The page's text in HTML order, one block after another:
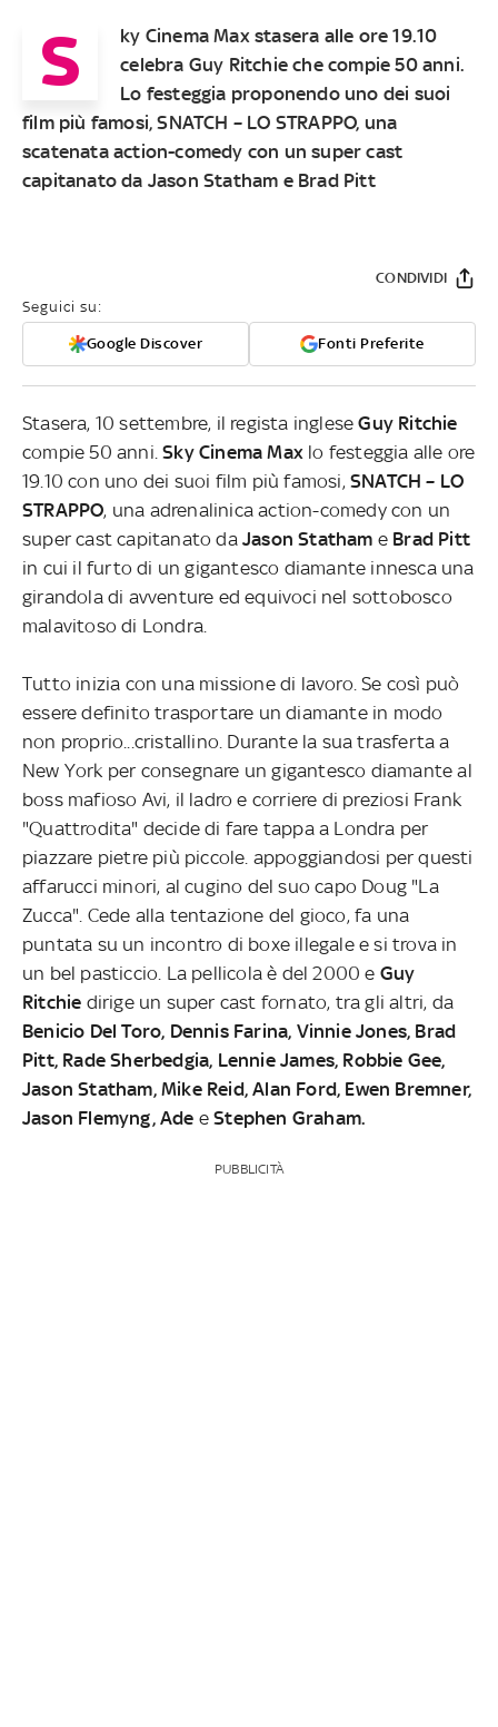
S ky Cinema Max stasera alle ore 19.10
celebra Guy Ritchieche compie 50 anni.
Lo festeggia proponendo uno dei suoi
film più famosi,SNATCH – LO STRAPPO, una
scatenata action-comedy con un super cast
capitanato da Jason Statham e Brad Pitt
Seguici su:
Google Discover Fonti Preferite
CONDIVIDI
Stasera, 10 settembre, il regista ingleseGuy Ritchie
compie 50 anni.Sky Cinema Max lo festeggia alle ore
19.10 con uno dei suoi film più famosi, SNATCH – LO
STRAPPO, una adrenalinica action-comedy con un
super cast capitanato da Jason Statham e Brad Pitt
in cui il furto di un gigantesco diamante innesca una
girandola di avventure ed equivoci nel sottobosco
malavitoso di Londra.
Tutto inizia con una missione di lavoro. Se così può
essere definito trasportare un diamante in modo
non proprio...cristallino. Durante la sua trasferta a
New York per consegnare un gigantesco diamante al
boss mafioso Avi, il ladro e corriere di preziosi Frank
"Quattrodita" decide di fare tappa a Londra per
piazzare pietre più piccole. appoggiandosi per questi
affarucci minori, al cugino del suo capo Doug "La
Zucca". Cede alla tentazione del gioco, fa una
puntata su un incontro di boxe illegale e si trova in
un bel pasticcio. La pellicola è del 2000 e Guy
Ritchie dirige un super cast fornato, tra gli altri, da
Benicio Del Toro, Dennis Farina, Vinnie Jones, Brad
Pitt, Rade Sherbedgia, Lennie James, Robbie Gee,
Jason Statham, Mike Reid, Alan Ford, Ewen Bremner,
Jason Flemyng, Ade e Stephen Graham.
PUBBLICITÀ